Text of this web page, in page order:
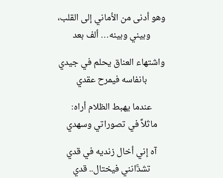
وهو أدنى من الأماني إلى القلب،
وبيني وبينه… ألف بعد
واشتهاء العناق يحلم في جيدي
بانفاسه فيمرح عقدي
عندما يهبط الظلام أراه:
ماثلاً في تصوراتي وسهدي
آه إني أخال زنديه في قدي
تشدَّانني فيختال.. قدي